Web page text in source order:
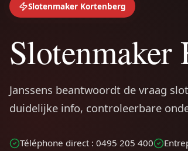
Slotenmaker Kortenberg
Slotenmaker
Janssens beantwoordt de vraag
duidelijke info, controleerbare
Téléphone direct : 0495 205 400